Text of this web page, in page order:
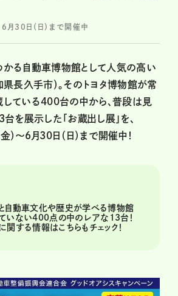
月30日（日）まで開催中
る自動車博物館として人気の高い
県長久手市）。そのトヨタ博物館が常
ている400台の中から、普段は見
を展示した「お蔵出し展」を、
～6月30日（日）まで開催中！
自動車文化や歴史が学べる博物館
いない400点の中のレアな13台！
関する情報はこちらもチェック！